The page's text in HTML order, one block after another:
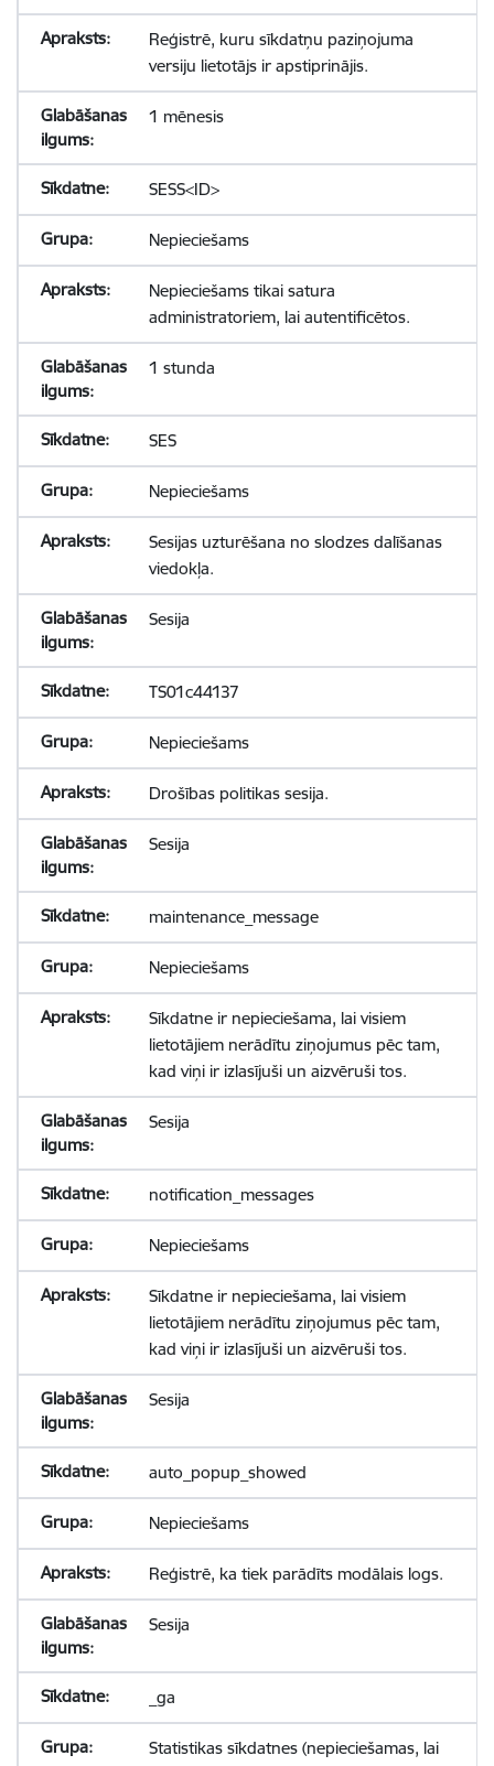
Reģistrē, kuru sīkdatņu paziņojuma
versiju lietotājs ir apstiprinājis.
1 mēnesis
SESS<ID>
Nepieciešams
Nepieciešams tikai satura
administratoriem, lai autentificētos.
1 stunda
SES
Nepieciešams
Sesijas uzturēšana no slodzes dalīšanas
viedokļa.
Sesija
TS01c44137
Nepieciešams
Drošības politikas sesija.
Sesija
maintenance_message
Nepieciešams
Sīkdatne ir nepieciešama, lai visiem
lietotājiem nerādītu ziņojumus pēc tam,
kad viņi ir izlasījuši un aizvēruši tos.
Sesija
notification_messages
Nepieciešams
Sīkdatne ir nepieciešama, lai visiem
lietotājiem nerādītu ziņojumus pēc tam,
kad viņi ir izlasījuši un aizvēruši tos.
Sesija
auto_popup_showed
Nepieciešams
Reģistrē, ka tiek parādīts modālais logs.
Sesija
_ga
Statistikas sīkdatnes (nepieciešamas, lai